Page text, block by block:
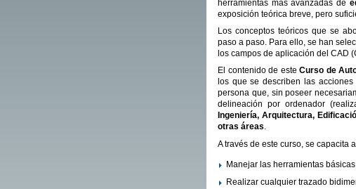
herramientas más avanzadas de
exposición teórica breve, pero
Los conceptos teóricos que se
paso a paso. Para ello, se han
los campos de aplicación del CAD
El contenido de este Curso de
los que se describen las
persona que, sin poseer
delineación por ordenador
Ingeniería, Arquitectura,
otras áreas.
A través de este curso, se capacita
Manejar las herramientas
Realizar cualquier trazado